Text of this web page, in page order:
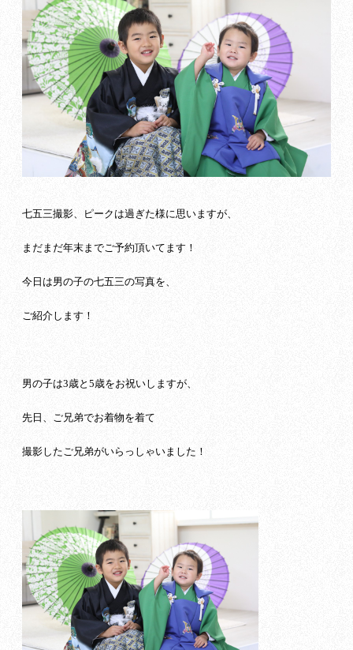
七五三撮影、ピークは過ぎた様に思いますが、
まだまだ年末までご予約頂いてます！
今日は男の子の七五三の写真を、
ご紹介します！
男の子は3歳と5歳をお祝いしますが、
先日、ご兄弟でお着物を着て
撮影したご兄弟がいらっしゃいました！